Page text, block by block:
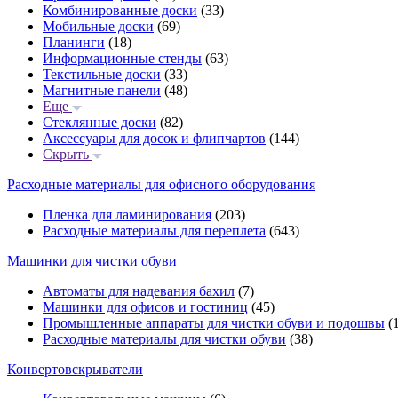
Комбинированные доски (33)
Мобильные доски (69)
Планинги (18)
Информационные стенды (63)
Текстильные доски (33)
Магнитные панели (48)
Еще
Стеклянные доски (82)
Аксессуары для досок и флипчартов (144)
Скрыть
Расходные материалы для офисного оборудования
Пленка для ламинирования (203)
Расходные материалы для переплета (643)
Машинки для чистки обуви
Автоматы для надевания бахил (7)
Машинки для офисов и гостиниц (45)
Промышленные аппараты для чистки обуви и подошвы
Расходные материалы для чистки обуви (38)
Конвертовскрыватели